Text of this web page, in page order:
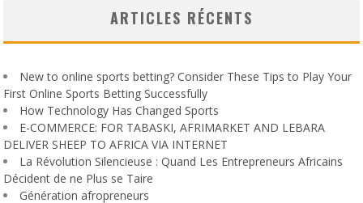
ARTICLES RÉCENTS
New to online sports betting? Consider These Tips to Play Your
First Online Sports Betting Successfully
How Technology Has Changed Sports
E-COMMERCE: FOR TABASKI, AFRIMARKET AND LEBARA
DELIVER SHEEP TO AFRICA VIA INTERNET
La Révolution Silencieuse : Quand Les Entrepreneurs Africains
Décident de ne Plus se Taire
Génération afropreneurs